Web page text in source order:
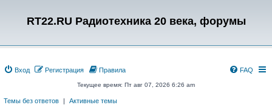
RT22.RU Радиотехника 20 века, форумы
Вход Регистрация FAQ
Правила
Текущее время: Пт авг 07, 2026 6:26 am
Темы без ответов | Активные темы